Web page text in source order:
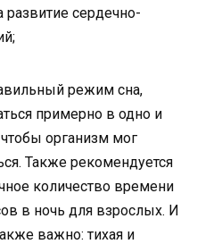
сердечно-
режим сна,
примерно в одно и
организм мог
Также рекомендуется
количество времени
в ночь для взрослых. И
важно: тихая и